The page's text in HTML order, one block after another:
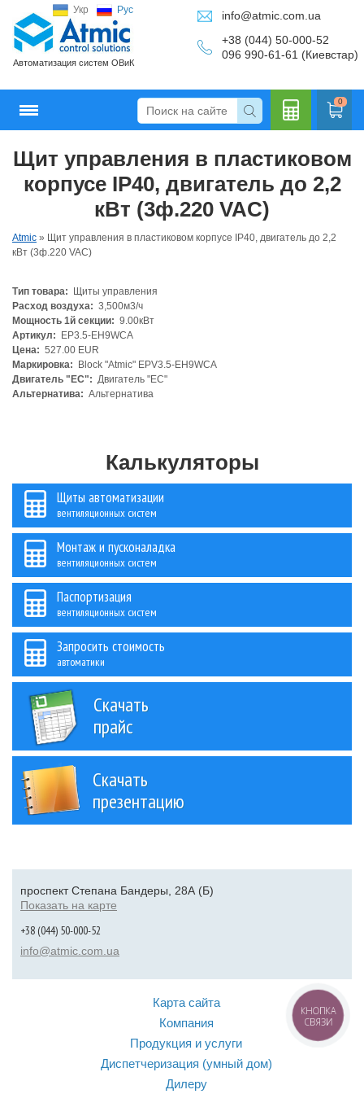
Укр Рус
Автоматизация систем ОВиК
info@atmic.com.ua
+38 (044) 50-000-52
096 990-61-61 (Киевстар)
0
Щит управления в пластиковом
корпусе IP40, двигатель до 2,2
кВт (3ф.220 VAC)
Atmic » Щит управления в пластиковом корпусе IP40, двигатель до 2,2
кВт (3ф.220 VAC)
Тип товара:
Щиты управления
Расход воздуха: 3,500м3/ч
Мощность 1й секции: 9.00кВт
Артикул:
EP3.5-EH9WCA
Цена: 527.00 EUR
Маркировка:
Block "Atmic" EPV3.5-EH9WCA
Двигатель "ЕС": Двигатель "ЕС"
Альтернатива: Альтернатива
Калькуляторы
Щиты автоматизации
вентиляционных систем
Монтаж и пусконаладка
вентиляционных систем
Паспортизация
вентиляционных систем
Запросить стоимость
автоматики
Скачать
прайс
Скачать
презентацию
проспект Степана Бандеры, 28А (Б)
Показать на карте
+38 (044) 50-000-52
info@atmic.com.ua
Карта сайта
Компания
Продукция и услуги
Диспетчеризация (умный дом)
Дилеру
КНОПКА
СВЯЗИ